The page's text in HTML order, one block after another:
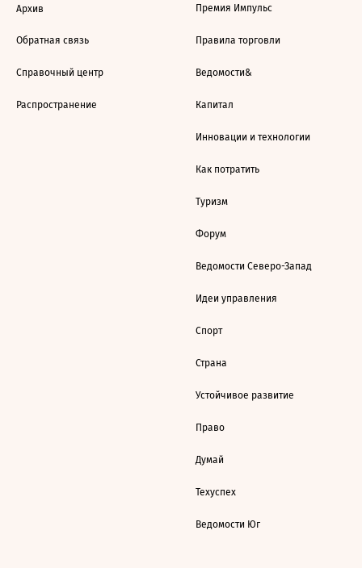
Архив
Обратная связь
Справочный центр
Распространение
Премия Импульс
Правила торговли
Ведомости&
Капитал
Инновации и технологии
Как потратить
Туризм
Форум
Ведомости Северо-Запад
Идеи управления
Спорт
Страна
Устойчивое развитие
Право
Думай
Техуспех
Ведомости Юг